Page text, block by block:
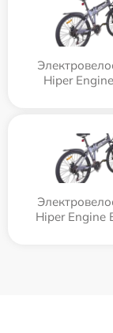
Hiper
Hiper Engine